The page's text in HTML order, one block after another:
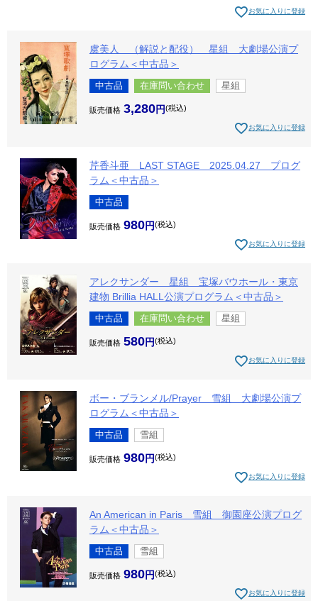
お気に入りに登録
虞美人 （解説と配役） 星組 大劇場公演プ
ログラム＜中古品＞
中古品 在庫問い合わせ 星組
販売価格 3,280 税込
お気に入りに登録
芹香斗亜 LAST STAGE 2025.04.27 プログ
ラム＜中古品＞
中古品
販売価格 980 税込
お気に入りに登録
アレクサンダー 星組 宝塚バウホール・東京
建物 Brillia HALL公演プログラム＜中古品＞
中古品 在庫問い合わせ 星組
販売価格 580 税込
お気に入りに登録
ボー・ブランメル/Prayer 雪組 大劇場公演プ
ログラム＜中古品＞
中古品 雪組
販売価格 980 税込
お気に入りに登録
An American in Paris 雪組 御園座公演プログ
ラム＜中古品＞
中古品 雪組
販売価格 980 税込
お気に入りに登録